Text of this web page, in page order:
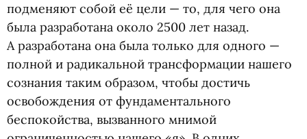
подменяют собой её цели — то, для чего она
была разработана около 2500 лет назад.
А разработана она была только для одного —
полной и радикальной трансформации нашего
сознания таким образом, чтобы достичь
освобождения от фундаментального
беспокойства, вызванного мнимой